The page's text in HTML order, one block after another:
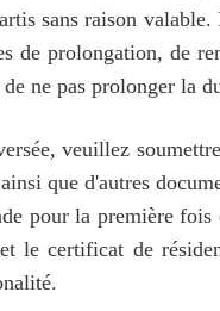
sans raison
de prolongation, de
ne pas prolonger la
veuillez
que d'autres
pour la première
le certificat de